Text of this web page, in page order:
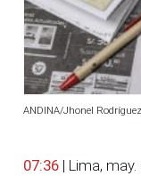
ANDINA/Jhonel
07:36 | Lima, may.